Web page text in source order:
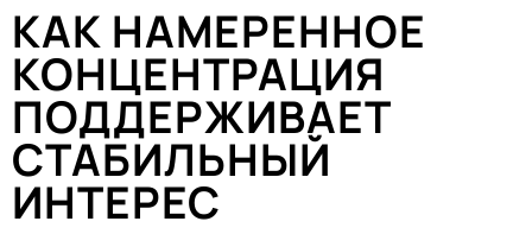
КАК НАМЕРЕННОЕ
КОНЦЕНТРАЦИЯ
ПОДДЕРЖИВАЕТ
СТАБИЛЬНЫЙ
ИНТЕРЕС